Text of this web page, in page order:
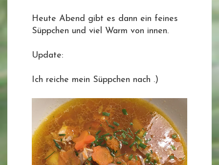
Heute Abend gibt es dann ein feines
Süppchen und viel Warm von innen.
Update:
Ich reiche mein Süppchen nach .)